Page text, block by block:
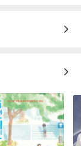
적이 아니라, 군
목으로 재해석되
을 구한 석솔은
왕족과의 만남을
은 왕자인 연 앞에
들의 실정을 낱낱
서는 왕족과 일반